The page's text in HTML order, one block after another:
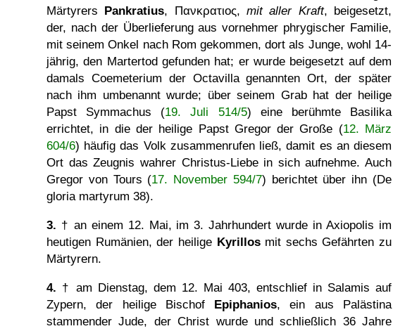
Märtyrers Pankratius, Πανκρατιος,mit aller Kraft, beigesetzt,
der, nach der Überlieferung aus vornehmer phrygischer Familie,
mit seinem Onkel nach Rom gekommen, dort als Junge, wohl 14-
jährig, den Martertod gefunden hat; er wurde beigesetzt auf dem
damals Coemeterium der Octavilla genannten Ort, der später
nach ihm umbenannt wurde; über seinem Grab hat der heilige
Papst Symmachus (19. Juli 514/5) eine berühmte Basilika
errichtet, in die der heilige Papst Gregor der Große (12. März
604/6) häufig das Volk zusammenrufen ließ, damit es an diesem
Ort das Zeugnis wahrer Christus-Liebe in sich aufnehme. Auch
Gregor von Tours (17. November 594/7) berichtet über ihn (De
gloria martyrum 38).
3. † an einem 12. Mai, im 3. Jahrhundert wurde in Axiopolis im
heutigen Rumänien, der heilige Kyrillosmit sechs Gefährten zu
Märtyrern.
4. † am Dienstag, dem 12. Mai 403, entschlief in Salamis auf
Zypern, der heilige Bischof Epiphanios, ein aus Palästina
stammender Jude, der Christ wurde und schließlich 36 Jahre